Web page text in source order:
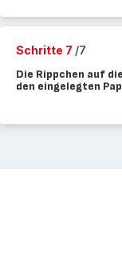
Schritte 7 /7
Die Rippchen auf
den eingelegten